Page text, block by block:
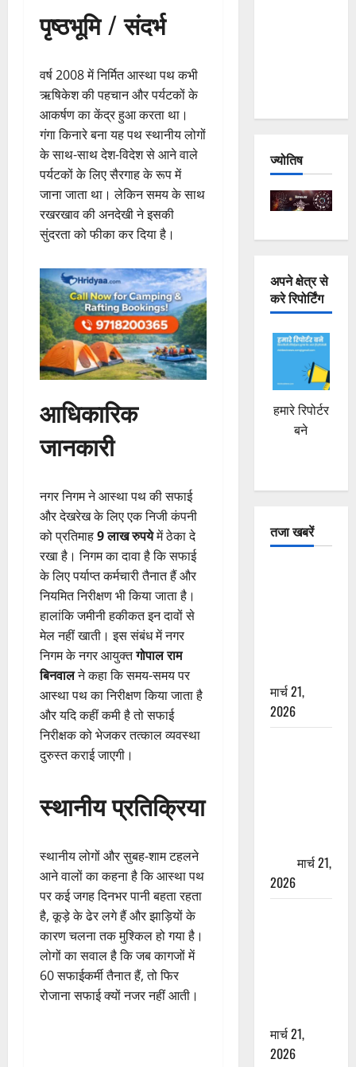
पृष्ठभूमि / संदर्भ
वर्ष 2008 में निर्मित आस्था पथ कभी
ऋषिकेश की पहचान और पर्यटकों के
आकर्षण का केंद्र हुआ करता था।
गंगा किनारे बना यह पथ स्थानीय लोगों
के साथ-साथ देश-विदेश से आने वाले
पर्यटकों के लिए सैरगाह के रूप में
जाना जाता था। लेकिन समय के साथ
रखरखाव की अनदेखी ने इसकी
सुंदरता को फीका कर दिया है।
आधिकारिक
जानकारी
नगर निगम ने आस्था पथ की सफाई
और देखरेख के लिए एक निजी कंपनी
को प्रतिमाह9 लाख रुपयेमें ठेका दे
रखा है। निगम का दावा है कि सफाई
के लिए पर्याप्त कर्मचारी तैनात हैं और
नियमित निरीक्षण भी किया जाता है।
हालांकि जमीनी हकीकत इन दावों से
मेल नहीं खाती। इस संबंध में नगर
निगम के नगर आयुक्तगोपाल राम
बिनवालने कहा कि समय-समय पर
आस्था पथ का निरीक्षण किया जाता है
और यदि कहीं कमी है तो सफाई
निरीक्षक को भेजकर तत्काल व्यवस्था
दुरुस्त कराई जाएगी।
स्थानीय प्रतिक्रिया
स्थानीय लोगों और सुबह-शाम टहलने
आने वालों का कहना है कि आस्था पथ
पर कई जगह दिनभर पानी बहता रहता
है, कूड़े के ढेर लगे हैं और झाड़ियों के
कारण चलना तक मुश्किल हो गया है।
लोगों का सवाल है कि जब कागजों में
60 सफाईकर्मी तैनात हैं, तो फिर
रोजाना सफाई क्यों नजर नहीं आती।
ज्योतिष
अपने क्षेत्र से
करे रिपोर्टिंग
हमारे रिपोर्टर
बने
तजा खबरें
मार्च 21,
2026
मार्च 21,
2026
मार्च 21,
2026